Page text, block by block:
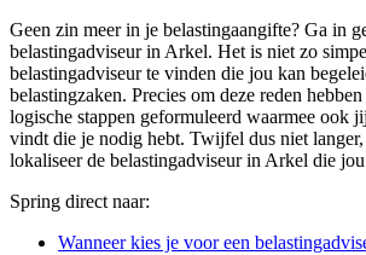
Geen zin meer in je belastingaangifte? Ga in
belastingadviseur in Arkel. Het is niet zo
belastingadviseur te vinden die jou kan
belastingzaken. Precies om deze reden
logische stappen geformuleerd waarmee ook
vindt die je nodig hebt. Twijfel dus niet langer,
lokaliseer de belastingadviseur in Arkel die
Spring direct naar:
Wanneer kies je voor een